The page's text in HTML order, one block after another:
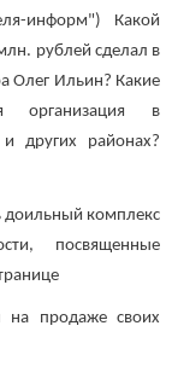
информ") Какой
рублей сделал в
Олег Ильин? Какие
организация в
других районах?
доильный комплекс
посвященные
на продаже своих